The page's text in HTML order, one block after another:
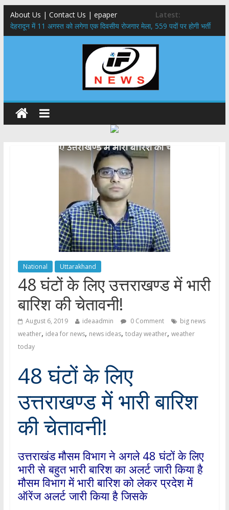
About Us | Contact Us | epaper
Latest:
​देहरादून में 11 अगस्त को लगेगा एक दिवसीय रोजगार मेला, 559 पदों पर होगी भर्ती
459 करोड़ से एचएनबी गढ़वाल विश्वविद्यालय में अनुसंधान संरचना होगी सुदृढ,उच्च
शिक्षा मंत्री धन सिंह रावत ने नवनियुक्त केन्द्रीय शिक्षा मंत्री से की मुलाकात
मुख्यमंत्री से महानिदेशक एनसीसी ने की शिष्टाचार भेंट,उत्तराखण्ड में एनसीसी के
विस्तार एवं आधुनिक आधारभूत संरचना के विकास पर हुई महत्वपूर्ण चर्चा
एमडीडीए बोर्ड बैठक, देहरादून और मसूरी के विकास के लिए 25 बड़े प्रस्तावों को मिली
बुजुर्ग-दिव्यांगों के घर जाएंगे बीएलओ, करेंगे नोटिसों का निस्तारण
National Uttarakhand
48 घंटों के लिए उत्तराखण्ड में भारी
बारिश की चेतावनी!
August 6, 2019 ideaadmin 0 Comment
big news
weather, idea for news, news ideas, today weather, weather
today
48 घंटों के लिए
उत्तराखण्ड में भारी बारिश
की चेतावनी!
उत्तराखंड मौसम विभाग ने अगले 48 घंटों के लिए
भारी से बहुत भारी बारिश का अलर्ट जारी किया है
मौसम विभाग में भारी बारिश को लेकर प्रदेश में
ऑरेंज अलर्ट जारी किया है जिसके